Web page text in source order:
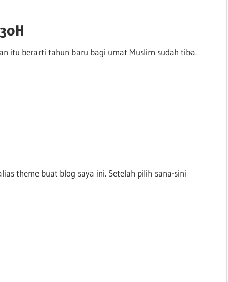
itu berarti tahun baru bagi umat Muslim sudah tiba.
theme buat blog saya ini. Setelah pilih sana-sini